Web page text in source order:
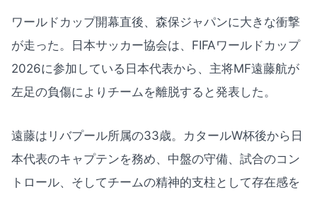
ワールドカップ開幕直後、森保ジャパンに大きな衝撃
が走った。日本サッカー協会は、FIFAワールドカップ
2026に参加している日本代表から、主将MF遠藤航が
左足の負傷によりチームを離脱すると発表した。
遠藤はリバプール所属の33歳。カタールW杯後から日
本代表のキャプテンを務め、中盤の守備、試合のコン
トロール、そしてチームの精神的支柱として存在感を